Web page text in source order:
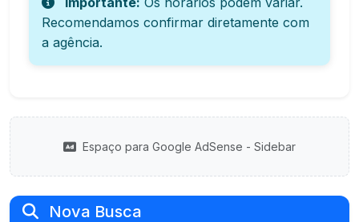
Recomendamos confirmar diretamente com
a agência.
Espaço para Google AdSense - Sidebar
Nova Busca